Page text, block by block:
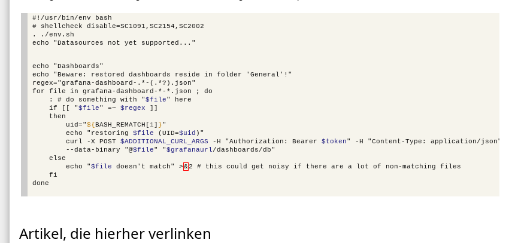
#!/usr/bin/env
bash
#
shellcheck
disable=SC1091,SC2154,SC2002
.
./env.sh
echo
"Datasources not yet
echo
"Dashboards"
echo
"Beware: restored dashboards reside in folder
'General'!"
regex="grafana-dashboard-.*-(.*?).json"
for
file in grafana-dashboard-*-*.json ;
:
# do something with "$file"
if
"$file" =~ $regex
uid="${ BASH_REMATCH 1 }
echo
"restoring $file (UID=$uid
curl
-X POST $ADDITIONAL_CURL_ARGS -H "Authorization: Bearer $token" -H "Content-Type: application/json"
--data-binary
"@$file" "$grafanaurl
echo
"$file doesn't match" >&2 # this could get noisy if there are a lot of non-matching
fi
Artikel, die hierher verlinken